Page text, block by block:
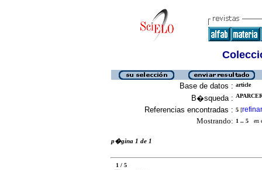
Base de datos : article
B�squeda :
Referencias encontradas : 5 [refinar
Mostrando: 1 .. 5 en
p�gina 1 de 1
1 / 5